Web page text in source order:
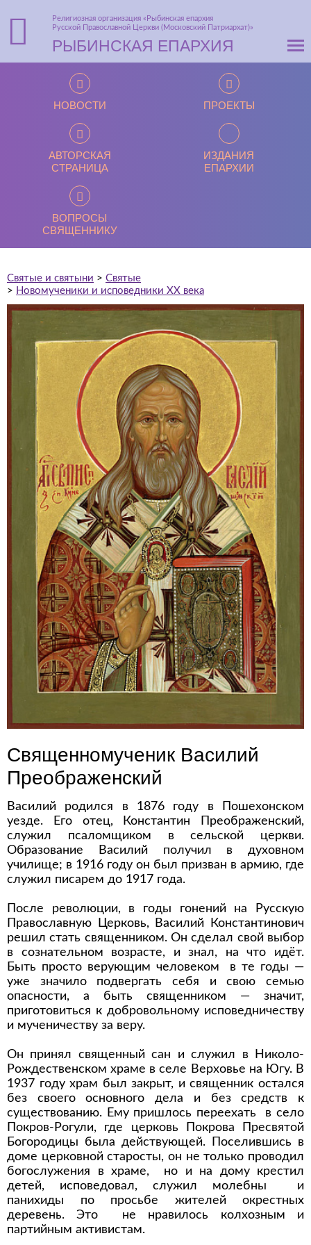
Религиозная организация «Рыбинская епархия
Русской Православной Церкви (Московский Патриархат)»
РЫБИНСКАЯ ЕПАРХИЯ
НОВОСТИ ПРОЕКТЫ
АВТОРСКАЯ
СТРАНИЦА
ИЗДАНИЯ
ЕПАРХИИ
ВОПРОСЫ
СВЯЩЕННИКУ
Святые и святыни > Святые
> Новомученики и исповедники ХХ века
Священномученик Василий
Преображенский
Василий родился в 1876 году в Пошехонском
уезде. Его отец, Константин Преображенский,
служил псаломщиком в сельской церкви.
Образование Василий получил в духовном
училище; в 1916 году он был призван в армию, где
служил писарем до 1917 года.
После революции, в годы гонений на Русскую
Православную Церковь, Василий Константинович
решил стать священником. Он сделал свой выбор
в сознательном возрасте, и знал, на что идёт.
Быть просто верующим человеком в те годы —
уже значило подвергать себя и свою семью
опасности, а быть священником — значит,
приготовиться к добровольному исповедничеству
и мученичеству за веру.
Он принял священный сан и служил в Николо-
Рождественском храме в селе Верховье на Югу. В
1937 году храм был закрыт, и священник остался
без своего основного дела и без средств к
существованию. Ему пришлось переехать в село
Покров-Рогули, где церковь Покрова Пресвятой
Богородицы была действующей. Поселившись в
доме церковной старосты, он не только проводил
богослужения в храме, но и на дому крестил
детей, исповедовал, служил молебны и
панихиды по просьбе жителей окрестных
деревень. Это не нравилось колхозным и
партийным активистам.